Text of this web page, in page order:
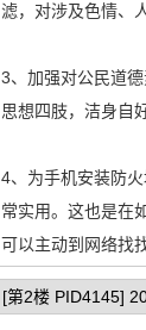
滤，对涉及色情、
3、加强对公民道
思想四肢，洁身自
4、为手机安装防
常实用。这也是在
可以主动到网络找
[第2楼 PID4145]